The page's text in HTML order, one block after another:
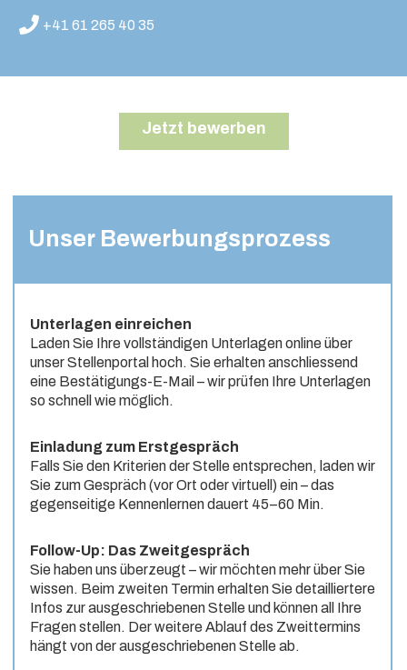
+41 61 265 40 35
Jetzt bewerben
Unser Bewerbungsprozess
Unterlagen einreichen
Laden Sie Ihre vollständigen Unterlagen online über
unser Stellenportal hoch. Sie erhalten anschliessend
eine Bestätigungs-E-Mail – wir prüfen Ihre Unterlagen
so schnell wie möglich.
Einladung zum Erstgespräch
Falls Sie den Kriterien der Stelle entsprechen, laden wir
Sie zum Gespräch (vor Ort oder virtuell) ein – das
gegenseitige Kennenlernen dauert 45–60 Min.
Follow-Up: Das Zweitgespräch
Sie haben uns überzeugt – wir möchten mehr über Sie
wissen. Beim zweiten Termin erhalten Sie detailliertere
Infos zur ausgeschriebenen Stelle und können all Ihre
Fragen stellen. Der weitere Ablauf des Zweittermins
hängt von der ausgeschriebenen Stelle ab.